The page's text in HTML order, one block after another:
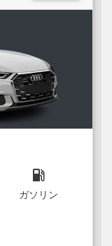
local_gas_station
ガソリン